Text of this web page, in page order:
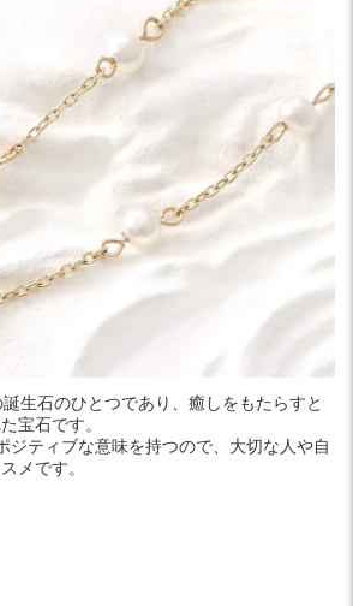
生石のひとつであり、癒しをもたらすと
宝石です。
ジティブな意味を持つので、大切な人や自
メです。